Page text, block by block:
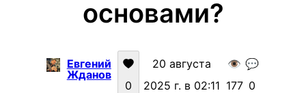
основами?
Евгений
Жданов
0
20 августа
2025 г. в 02:11
👁️
177
💬
0